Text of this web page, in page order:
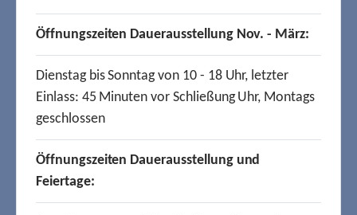
Öffnungszeiten Dauerausstellung Nov. - März:
Dienstag bis Sonntag von 10 - 18 Uhr, letzter
Einlass: 45 Minuten vor Schließung Uhr, Montags
geschlossen
Öffnungszeiten Dauerausstellung und
Feiertage: